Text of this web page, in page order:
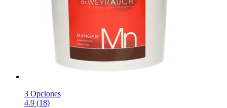
3 Opciones
4.9 (18)